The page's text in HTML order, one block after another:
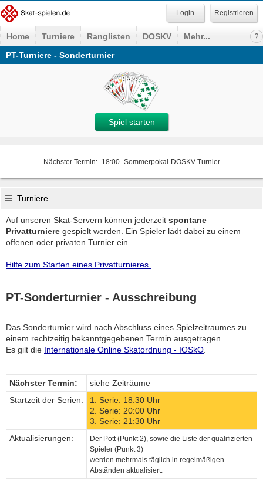
Registrieren
Home Turniere Ranglisten DOSKV
Mehr...
PT-Turniere - Sonderturnier
Spiel starten
Nächster Termin: 18:00 Sommerpokal DOSKV-Turnier
Turniere
Auf unseren Skat-Servern können jederzeit spontane
Privatturniere gespielt werden. Ein Spieler lädt dabei zu einem
offenen oder privaten Turnier ein.
Hilfe zum Starten eines Privatturnieres.
PT-Sonderturnier - Ausschreibung
Das Sonderturnier wird nach Abschluss eines Spielzeitraumes zu
einem rechtzeitig bekanntgegebenen Termin ausgetragen.
Es gilt die Internationale Online Skatordnung - IOSkO
Nächster Termin:
siehe Zeiträume
Startzeit der Serien:
1. Serie: 18:30 Uhr
2. Serie: 20:00 Uhr
3. Serie: 21:30 Uhr
Aktualisierungen:
Der Pott (Punkt 2), sowie die Liste der qualifizierten
Spieler (Punkt 3)
werden mehrmals täglich in regelmäßigen
Abständen aktualisiert.